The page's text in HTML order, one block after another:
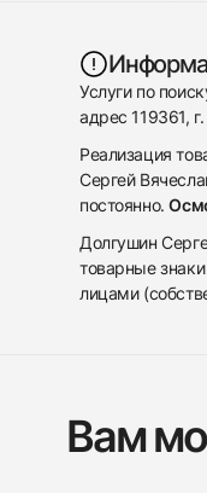
Услуги по
адрес 119361,
Реализация
Сергей
постоянно.
Долгушин
товарные
лицами
Вам